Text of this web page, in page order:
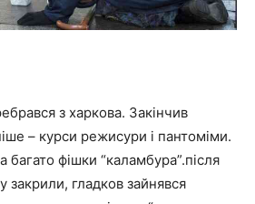
з харкова. Закінчив
– курси режисури і пантоміми.
багато фішки “каламбура”.після
закрили, гладков зайнявся